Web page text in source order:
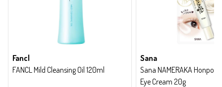
Fancl
FANCL Mild Cleansing Oil 120ml
Sana
Sana NAMERAKA Honpo
Eye Cream 20g